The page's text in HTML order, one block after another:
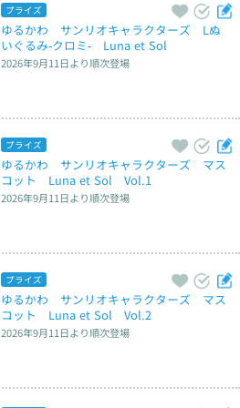
プライズ
ゆるかわ　サンリオキャラクターズ　Lぬ
いぐるみ‐クロミ‐　Luna et Sol
2026年9月11日より順次登場
プライズ
ゆるかわ　サンリオキャラクターズ　マス
コット　Luna et Sol　Vol.1
2026年9月11日より順次登場
プライズ
ゆるかわ　サンリオキャラクターズ　マス
コット　Luna et Sol　Vol.2
2026年9月11日より順次登場